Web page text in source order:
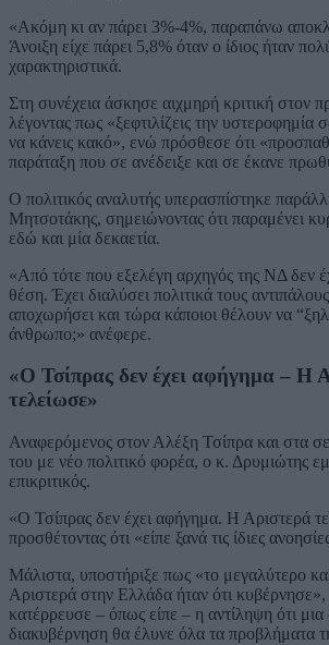
«Ακόμη κι αν πάρει 3%-4%, παραπάνω
Άνοιξη είχε πάρει 5,8% όταν ο ίδιος ήταν
χαρακτηριστικά.
Στη συνέχεια άσκησε αιχμηρή κριτική στον
λέγοντας πως «ξεφτιλίζεις την υστεροφημία
να κάνεις κακό», ενώ πρόσθεσε ότι
παράταξη που σε ανέδειξε και σε έκανε
Ο πολιτικός αναλυτής υπερασπίστηκε
Μητσοτάκης, σημειώνοντας ότι παραμένει
εδώ και μία δεκαετία.
«Από τότε που εξελέγη αρχηγός της ΝΔ δεν
θέση. Έχει διαλύσει πολιτικά τους
αποχωρήσει και τώρα κάποιοι θέλουν να
άνθρωπο;» ανέφερε.
«Ο Τσίπρας δεν έχει αφήγημα – Η
τελείωσε»
Αναφερόμενος στον Αλέξη Τσίπρα και στα
του με νέο πολιτικό φορέα, ο κ. Δρυμιώτης
επικριτικός.
«Ο Τσίπρας δεν έχει αφήγημα. Η Αριστερά
προσθέτοντας ότι «είπε ξανά τις ίδιες
Μάλιστα, υποστήριξε πως «το μεγαλύτερο
Αριστερά στην Ελλάδα ήταν ότι κυβέρνησε»,
κατέρρευσε – όπως είπε – η αντίληψη ότι μια
διακυβέρνηση θα έλυνε όλα τα προβλήματα